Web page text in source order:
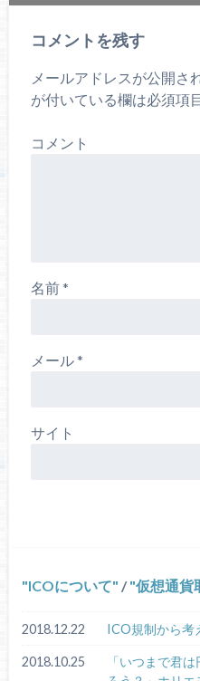
コメントを残す
メールアドレスが公開さ
が付いている欄は必須項
コメント
名前*
メール*
サイト
ICOについて / 仮想通貨
2018.12.22 ICO規制から考
2018.10.25
「いつまで君